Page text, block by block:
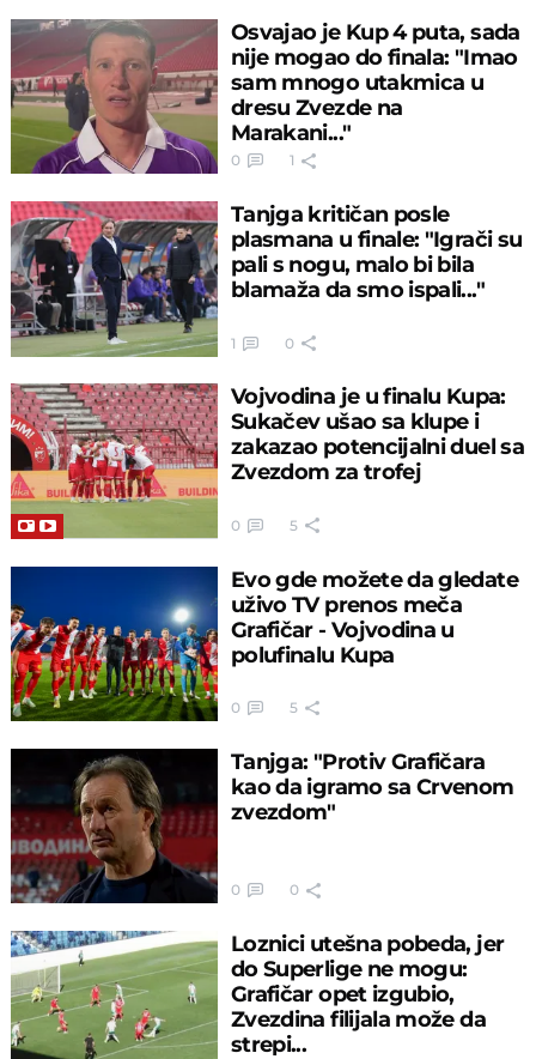
Osvajao je Kup 4 puta, sada
nije mogao do finala: "Imao
sam mnogo utakmica u
dresu Zvezde na
Marakani..."
0 1
Tanjga kritičan posle
plasmana u finale: "Igrači su
pali s nogu, malo bi bila
blamaža da smo ispali..."
1 0
Vojvodina je u finalu Kupa:
Sukačev ušao sa klupe i
zakazao potencijalni duel sa
Zvezdom za trofej
0 5
Evo gde možete da gledate
uživo TV prenos meča
Grafičar - Vojvodina u
polufinalu Kupa
0 5
Tanjga: "Protiv Grafičara
kao da igramo sa Crvenom
zvezdom"
0 0
Loznici utešna pobeda, jer
do Superlige ne mogu:
Grafičar opet izgubio,
Zvezdina filijala može da
strepi...